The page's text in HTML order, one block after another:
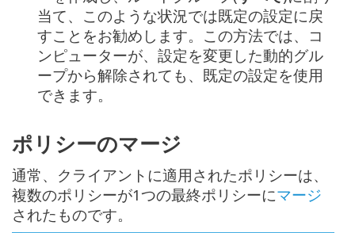
当て、このような状況では既定の設定に戻
すことをお勧めします。この方法では、コ
ンピューターが、設定を変更した動的グル
ープから解除されても、既定の設定を使用
できます。
ポリシーのマージ
通常、クライアントに適用されたポリシーは、
複数のポリシーが1つの最終ポリシーにマージ
されたものです。